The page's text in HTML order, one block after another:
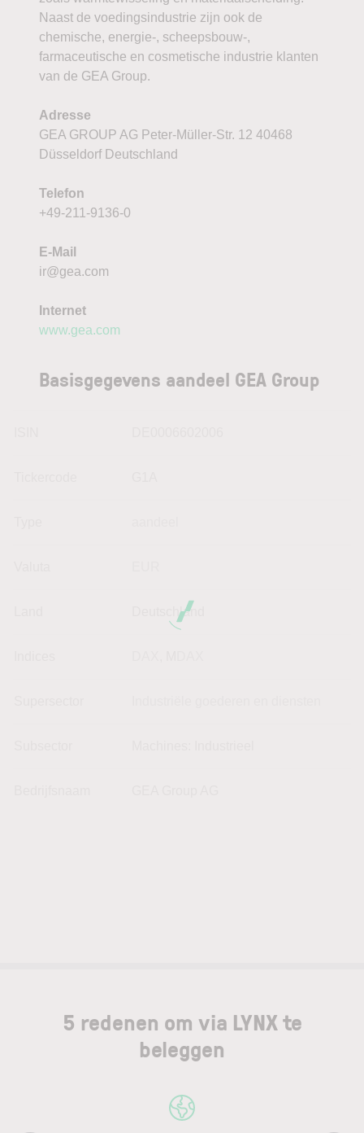
Naast de voedingsindustrie zijn ook de
chemische, energie-, scheepsbouw-,
farmaceutische en cosmetische industrie klanten
van de GEA Group.
Adresse
GEA GROUP AG Peter-Müller-Str. 12 40468
Düsseldorf Deutschland
Telefon
+49-211-9136-0
E-Mail
ir@gea.com
Internet
www.gea.com
Basisgegevens aandeel GEA Group
Deutschland
5 redenen om via LYNX te
beleggen